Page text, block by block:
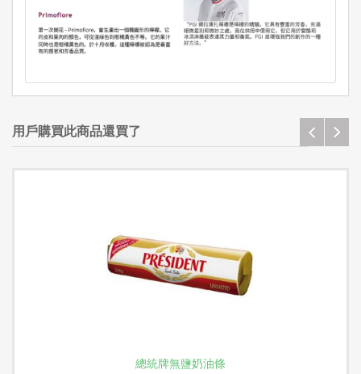
用戶購買此商品還買了
總統牌無鹽奶油條